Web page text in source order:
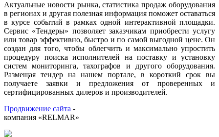
Актуальные новости рынка, статистика продаж оборудования
в регионах и другая полезная информация поможет оставаться
в курсе событий в рамках одной интерактивной площадки.
Сервис «Тендеры» позволяет заказчикам приобрести услугу
или товар эффективно, быстро и по самой выгодной цене. Он
создан для того, чтобы облегчить и максимально упростить
процедуру поиска исполнителей на поставку и установку
систем мониторинга, тахографов и другого оборудования.
Размещая тендер на нашем портале, в короткий срок вы
получаете заявки и предложения от проверенных и
сертифицированных дилеров и производителей.
Продвижение сайта -
компания «RELMAR»